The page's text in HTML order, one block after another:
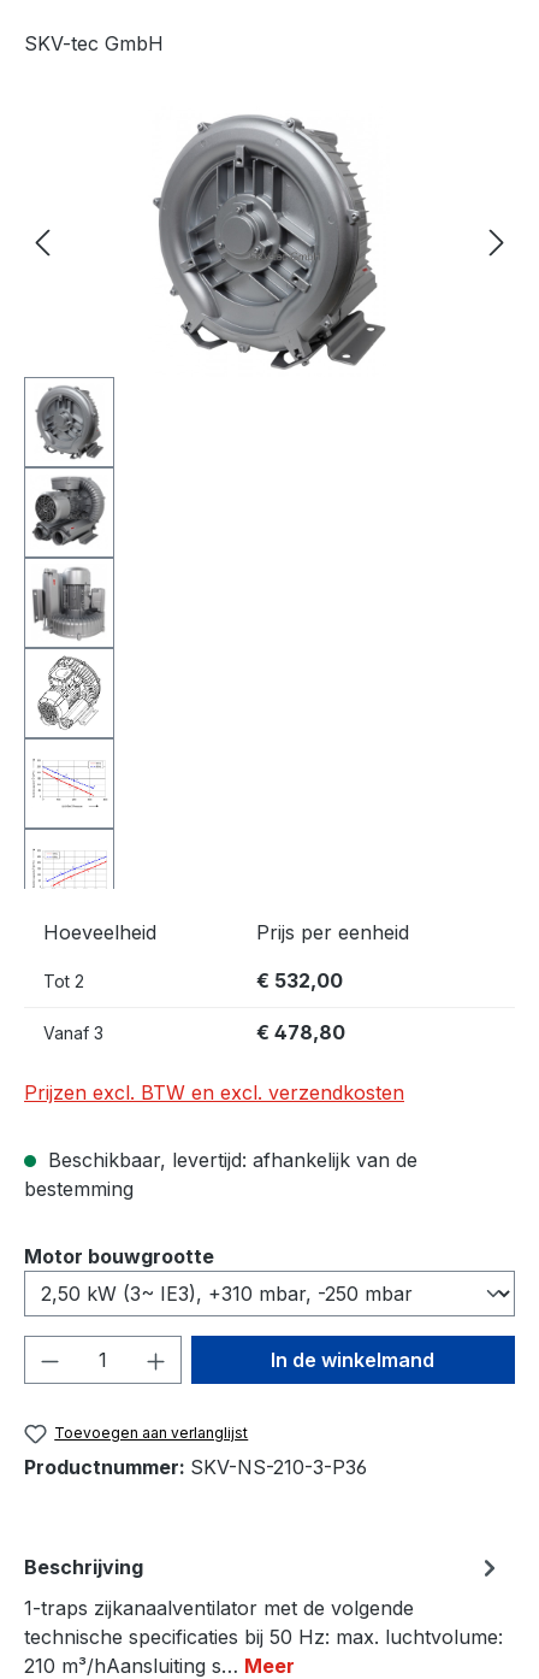
SKV-tec GmbH
Afbeeldingengalerij overslaan
Hoeveelheid Prijs per eenheid
Tot 2 € 532,00
Vanaf 3 € 478,80
Prijzen excl. BTW en excl. verzendkosten
Beschikbaar, levertijd: afhankelijk van de
bestemming
Selecteer
Motor bouwgrootte
Producthoeveelheid: Voer de
In de winkelmand
Toevoegen aan verlanglijst
Productnummer: SKV-NS-210-3-P36
Beschrijving
1-traps zijkanaalventilator met de volgende
technische specificaties bij 50 Hz: max. luchtvolume:
210 m³/hAansluiting s… Meer